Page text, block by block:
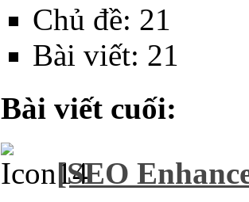
Chủ đề: 21
Bài viết: 21
Bài viết cuối:
[SEO